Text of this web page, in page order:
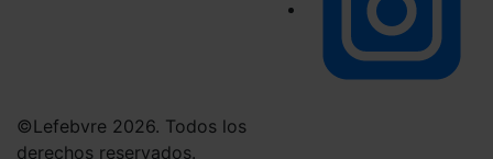
©Lefebvre 2026. Todos los
derechos reservados.